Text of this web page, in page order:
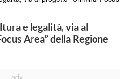
e legalità, via al
Area” della Regione